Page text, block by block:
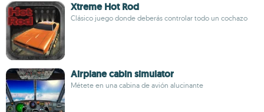
Xtreme Hot Rod
Clásico juego donde deberás controlar todo un cochazo
Airplane cabin simulator
Métete en una cabina de avión alucinante